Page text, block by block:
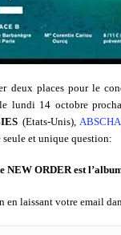
deux places pour le
le lundi 14 octobre
(Etats-Unis),
seule et unique question:
NEW ORDER est
en laissant votre email